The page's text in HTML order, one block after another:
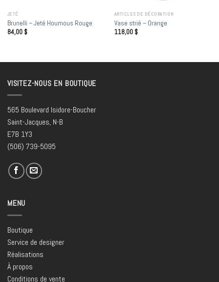
JETÉ
Brunelli – Jeté Houmous Rouge
84,00 $
ARTICLES DE DÉCORATION
Vase strié – Orange
118,00 $
VISITEZ-NOUS EN BOUTIQUE
565 Boulevard Isidore-Boucher
Saint-Jacques, N-B
E7B 1Y3
(506) 739-5095
MENU
Boutique
Service de designer
Réalisations
À propos
Conditions de vente